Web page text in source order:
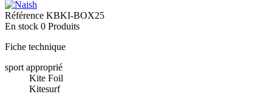
Référence KBKI-BOX25
En stock 0 Produits
Fiche technique
sport approprié
Kite Foil
Kitesurf